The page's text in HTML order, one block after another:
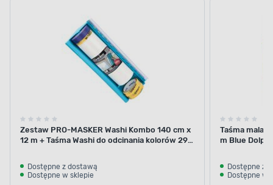
Zadbaj o odpowiednią ochronę.
Chlorokauczukowa emalia 0,9 l szary
agatowy RAFILpozwala skutecznie
zabezpieczyć malowane elementy przed
pojawieniem się rdzy. Za jej pomocą
zapobiegniesz nie tylko zmianom w wyglądzie
konstrukcji, ale także utracie jej wytrzymałości
i stabilności.
Zestaw PRO-MASKER Washi Kombo 140 cm x
12 m + Taśma Washi do odcinania kolorów 29
Dostępne z dostawą
Dostępne w sklepie
Taśma
m Blue
Dostępne z
Dostępne w